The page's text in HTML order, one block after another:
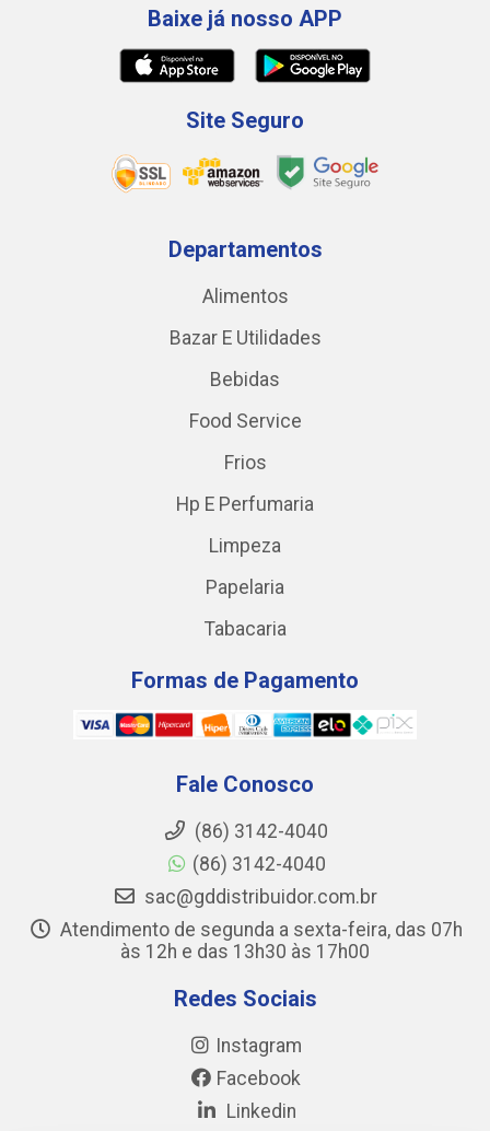
Baixe já nosso APP
Site Seguro
Departamentos
Alimentos
Bazar E Utilidades
Bebidas
Food Service
Frios
Hp E Perfumaria
Limpeza
Papelaria
Tabacaria
Formas de Pagamento
Fale Conosco
(86) 3142-4040
(86) 3142-4040
sac@gddistribuidor.com.br
Atendimento de segunda a sexta-feira, das 07h
às 12h e das 13h30 às 17h00
Redes Sociais
Instagram
Facebook
Linkedin